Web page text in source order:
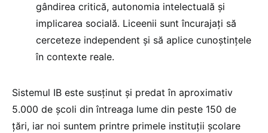
gândirea critică, autonomia intelectuală și
implicarea socială. Liceenii sunt încurajați să
cerceteze independent și să aplice cunoștințele
în contexte reale.
Sistemul IB este susținut și predat în aproximativ
5.000 de școli din întreaga lume din peste 150 de
țări, iar noi suntem printre primele instituții școlare